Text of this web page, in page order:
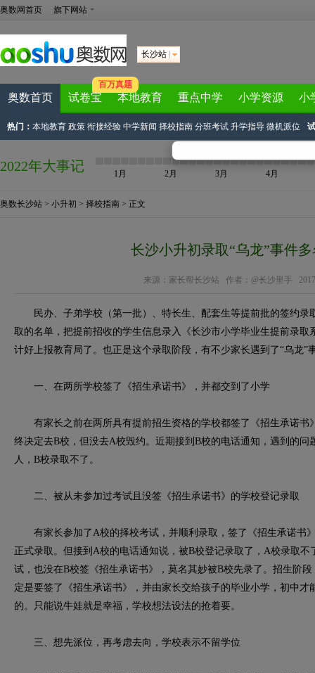
奥数网首页 旗下网站
长沙站
奥数首页 试卷宝
百万真题
本地教育 重点中学 小学资源 小
热门： 本地教育 政策 衔接经验 中学新闻 择校指南 分班考试 升学指导 微机派位
2022年大事记 1月 2月 3月 4月
奥数长沙站 > 小升初 > 择校指南 > 正文
长沙小升初录取“乌龙”事件
来源： 家长帮长沙站 作者：@长沙里手
民办、子弟学校（第一批）、特长生、配套生等提前批的签约录
取的名单，把提前招收的学生信息录入《长沙市小学毕业生提前录
计好上报教育局了。也正是这个录取阶段，有不少家长遇到了“乌龙”
一、在两所学校签了《招生承诺书》，并都交到了小学
有家长之前在两所具有提前招生资格的学校都签了《招生承诺书
终决定去B校，但没去A校毁约。近期接到B校的电话通知，遇到的
人，B校录取不了。
二、被从未参加过考试且没签《招生承诺书》的学校登记录取
有家长参加了A校的择校考试，并顺利录取，签了《招生承诺书
正式录取。但接到A校的电话通知说，被B校登记录取了，A校录取
试，也没在B校签《招生承诺书》，莫名其妙被B校先录了。招生阶
定是要签了《招生承诺书》，并由家长交给孩子的毕业小学，初中
的。只能说牛娃就是幸福，学校想法设法的抢着要。
三、想先派位，再考虑去向，学校表示不留学位